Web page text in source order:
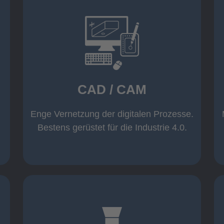
CAD / CAM
Enge Vernetzung der digitalen Prozesse.
Bestens gerüstet für die Industrie 4.0.
CAD / CAM
Einsatz moderner CAD/CAM
Inventor und AutoCAD
Datenübernahme aus der
Warenwirtschaft
mehr erfahren